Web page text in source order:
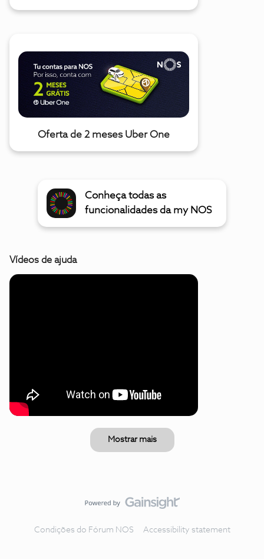
Oferta de 2 meses Uber One
Conheça todas as
funcionalidades da my NOS
Vídeos de ajuda
Mostrar mais
Condições do Fórum NOS Accessibility statement